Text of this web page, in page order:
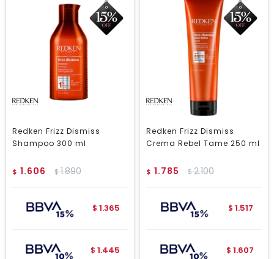
Redken Frizz Dismiss
Shampoo 300 ml
$ 1.606 $1.890
$ 1.365
$ 1.445
Redken Frizz Dismiss
Crema Rebel Tame 250 ml
$ 1.785 $2.100
$ 1.517
$ 1.607